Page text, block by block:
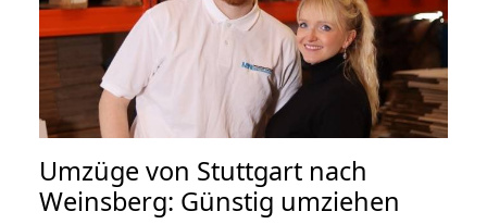
Umzüge von Stuttgart nach
Weinsberg: Günstig umziehen